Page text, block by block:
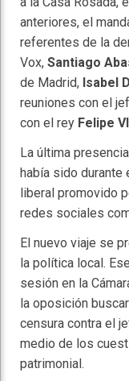
anteriores, el
referentes de la
Vox, Santiago
de Madrid, Isabel
reuniones con el
con el rey Felipe VI
La última
había sido durante
liberal promovido
redes sociales
El nuevo viaje se
la política local.
sesión en la
la oposición
censura contra el
medio de los
patrimonial.